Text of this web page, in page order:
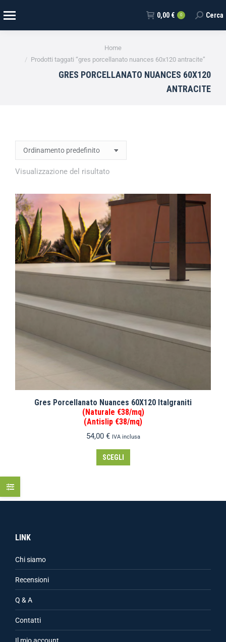
0,00 € 0 Cerca
Home
Prodotti taggati “gres porcellanato nuances 60x120 antracite”
GRES PORCELLANATO NUANCES 60X120
ANTRACITE
Visualizzazione del risultato
Gres Porcellanato Nuances 60X120 Italgraniti
(Naturale €38/mq)
(Antislip €38/mq)
54,00 € IVA inclusa
SCEGLI
LINK
Chi siamo
Recensioni
Q & A
Contatti